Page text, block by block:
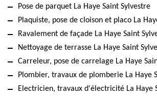
Pose de parquet La Haye Saint Sylvestre
Plaquiste, pose de cloison et placo La
Ravalement de façade La Haye Saint
Nettoyage de terrasse La Haye Saint
Carreleur, pose de carrelage La Haye
Plombier, travaux de plomberie La Haye
Electricien, travaux d'électricité La Haye